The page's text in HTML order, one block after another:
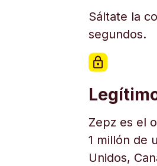
Sáltate la
segundos.
Zepz es el
1 millón de
Unidos,